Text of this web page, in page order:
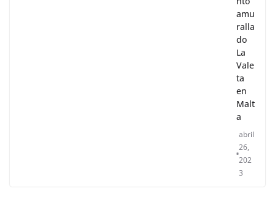
amu
ralla
do
La
Vale
ta
en
Malt
a
abril
26,
202
3